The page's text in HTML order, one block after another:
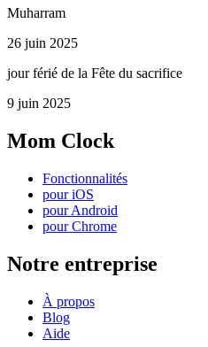
Muharram
26 juin 2025
jour férié de la Fête du sacrifice
9 juin 2025
Mom Clock
Fonctionnalités
pour iOS
pour Android
pour Chrome
Notre entreprise
À propos
Blog
Aide